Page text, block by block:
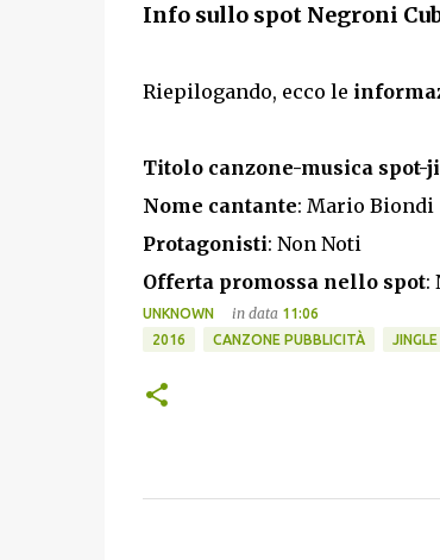
Info sullo spot Negroni
Riepilogando, ecco le
Titolo canzone-musica spot-
Nome cantante: Mario Biondi
Protagonisti: Non Noti
Offerta promossa nello spot:
UNKNOWN in data 11:06
2016
CANZONE PUBBLICITÀ JINGLE